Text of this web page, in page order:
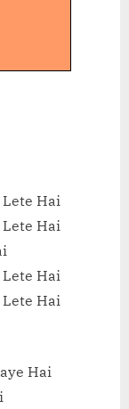
Lete Hai
Lete Hai
Lete Hai
Lete Hai
Hai